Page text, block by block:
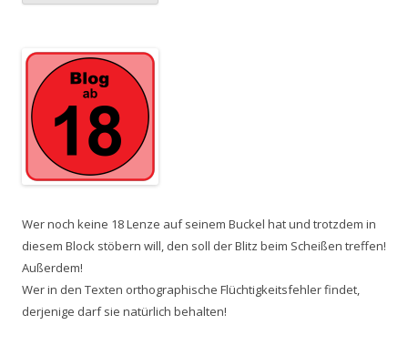
Wer noch keine 18 Lenze auf seinem Buckel hat und trotzdem in
diesem Block stöbern will, den soll der Blitz beim Scheißen treffen!
Außerdem!
Wer in den Texten orthographische Flüchtigkeitsfehler findet,
derjenige darf sie natürlich behalten!